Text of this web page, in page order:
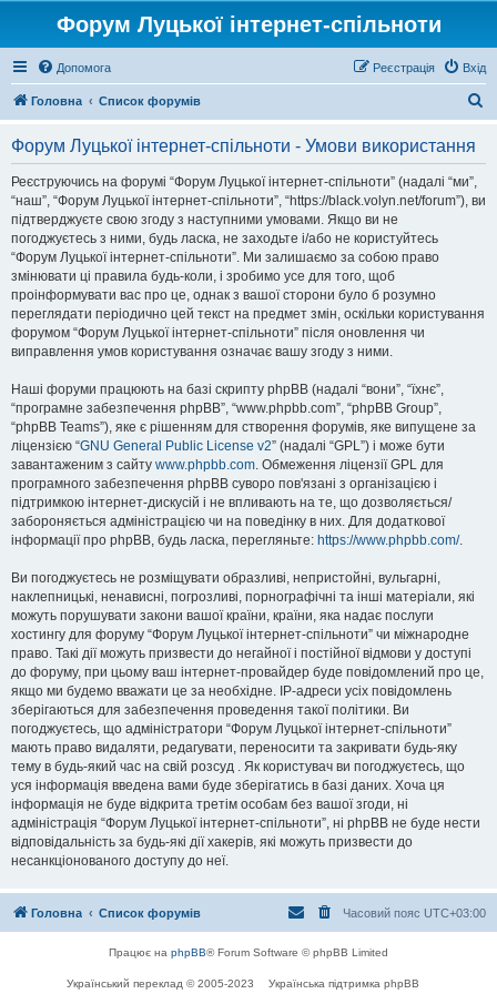
Форум Луцької інтернет-спільноти
Допомога Вхід
Реєстрація
Головна Список форумів
Форум Луцької інтернет-спільноти - Умови використання
Реєструючись на форумі “Форум Луцької інтернет-спільноти” (надалі “ми”,
“наш”, “Форум Луцької інтернет-спільноти”, “https://black.volyn.net/forum”), ви
підтверджуєте свою згоду з наступними умовами. Якщо ви не
погоджуєтесь з ними, будь ласка, не заходьте і/або не користуйтесь
“Форум Луцької інтернет-спільноти”. Ми залишаємо за собою право
змінювати ці правила будь-коли, і зробимо усе для того, щоб
проінформувати вас про це, однак з вашої сторони було б розумно
переглядати періодично цей текст на предмет змін, оскільки користування
форумом “Форум Луцької інтернет-спільноти” після оновлення чи
виправлення умов користування означає вашу згоду з ними.
Наші форуми працюють на базі скрипту phpBB (надалі “вони”, “їхнє”,
“програмне забезпечення phpBB”, “www.phpbb.com”, “phpBB Group”,
“phpBB Teams”), яке є рішенням для створення форумів, яке випущене за
ліцензією “GNU General Public License v2” (надалі “GPL”) і може бути
завантаженим з сайту www.phpbb.com. Обмеження ліцензії GPL для
програмного забезпечення phpBB суворо пов'язані з організацією і
підтримкою інтернет-дискусій і не впливають на те, що дозволяється/
забороняється адміністрацією чи на поведінку в них. Для додаткової
інформації про phpBB, будь ласка, перегляньте: https://www.phpbb.com/.
Ви погоджуєтесь не розміщувати образливі, непристойні, вульгарні,
наклепницькі, ненависні, погрозливі, порнографічні та інші матеріали, які
можуть порушувати закони вашої країни, країни, яка надає послуги
хостингу для форуму “Форум Луцької інтернет-спільноти” чи міжнародне
право. Такі дії можуть призвести до негайної і постійної відмови у доступі
до форуму, при цьому ваш інтернет-провайдер буде повідомлений про це,
якщо ми будемо вважати це за необхідне. IP-адреси усіх повідомлень
зберігаються для забезпечення проведення такої політики. Ви
погоджуєтесь, що адміністратори “Форум Луцької інтернет-спільноти”
мають право видаляти, редагувати, переносити та закривати будь-яку
тему в будь-який час на свій розсуд . Як користувач ви погоджуєтесь, що
уся інформація введена вами буде зберігатись в базі даних. Хоча ця
інформація не буде відкрита третім особам без вашої згоди, ні
адміністрація “Форум Луцької інтернет-спільноти”, ні phpBB не буде нести
відповідальність за будь-які дії хакерів, які можуть призвести до
несанкціонованого доступу до неї.
Головна Список форумів Часовий пояс UTC+03:00
Працює на phpBB® Forum Software © phpBB Limited
Український переклад © 2005-2023 Українська підтримка phpBB